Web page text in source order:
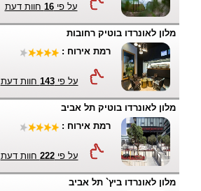
על פי16 חוות דעת
מלון לאונרדו בוטיק רחובות
רמת אירוח :
על פי143 חוות דעת
מלון לאונרדו בוטיק תל אביב
רמת אירוח :
על פי222 חוות דעת
מלון לאונרדו ביץ` תל אביב